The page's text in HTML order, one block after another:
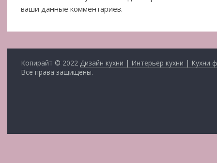
ваши данные комментариев.
Копирайт © 2022 Дизайн кухни | Интерьер кухни | Кухни
Все права защищены.